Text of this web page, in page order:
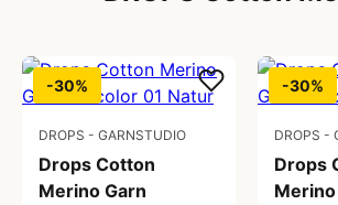
-30%
DROPS - GARNSTUDIO
Drops Cotton
Merino Garn
-30%
DROPS -
Drops
Merino